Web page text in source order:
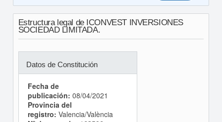
Estructura legal de ICONVEST INVERSIONES
SOCIEDAD LIMITADA.
Datos de Constitución
Fecha de
publicación: 08/04/2021
Provincia del
registro: Valencia/València